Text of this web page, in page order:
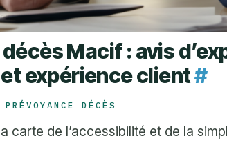
Macif : avis
expérience client#
DÉCÈS
carte de l’accessibilité et de la